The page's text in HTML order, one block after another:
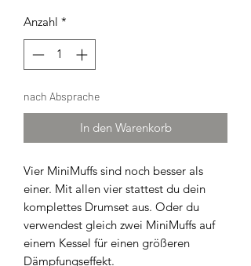
Anzahl *
nach Absprache
In den Warenkorb
Vier MiniMuffs sind noch besser als
einer. Mit allen vier stattest du dein
komplettes Drumset aus. Oder du
verwendest gleich zwei MiniMuffs auf
einem Kessel für einen größeren
Dämpfungseffekt.